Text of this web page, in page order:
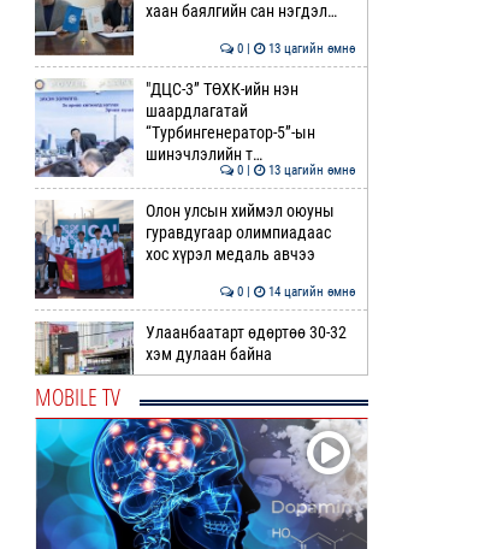
хаан баялгийн сан нэгдэл…
0 | 13 цагийн өмнө
"ДЦС-3” ТӨХК-ийн нэн
шаардлагатай
“Турбингенератор-5”-ын
шинэчлэлийн т…
0 | 13 цагийн өмнө
Олон улсын хиймэл оюуны
гуравдугаар олимпиадаас
хос хүрэл медаль авчээ
0 | 14 цагийн өмнө
Улаанбаатарт өдөртөө 30-32
хэм дулаан байна
ДОРНЫН ЗУРХАЙ | Морь,
нохой жилтнээ аливаа үйлийг
хийхэд эерэг сайн
0 | 14 цагийн өмнө
MOBILE TV